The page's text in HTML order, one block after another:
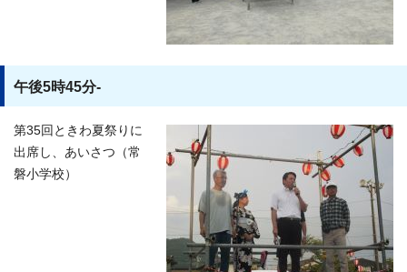
午後5時45分-
第35回ときわ夏祭りに
出席し、あいさつ（常
磐小学校）